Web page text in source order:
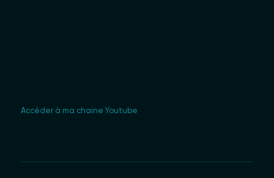
Accéder à ma chaine Youtube